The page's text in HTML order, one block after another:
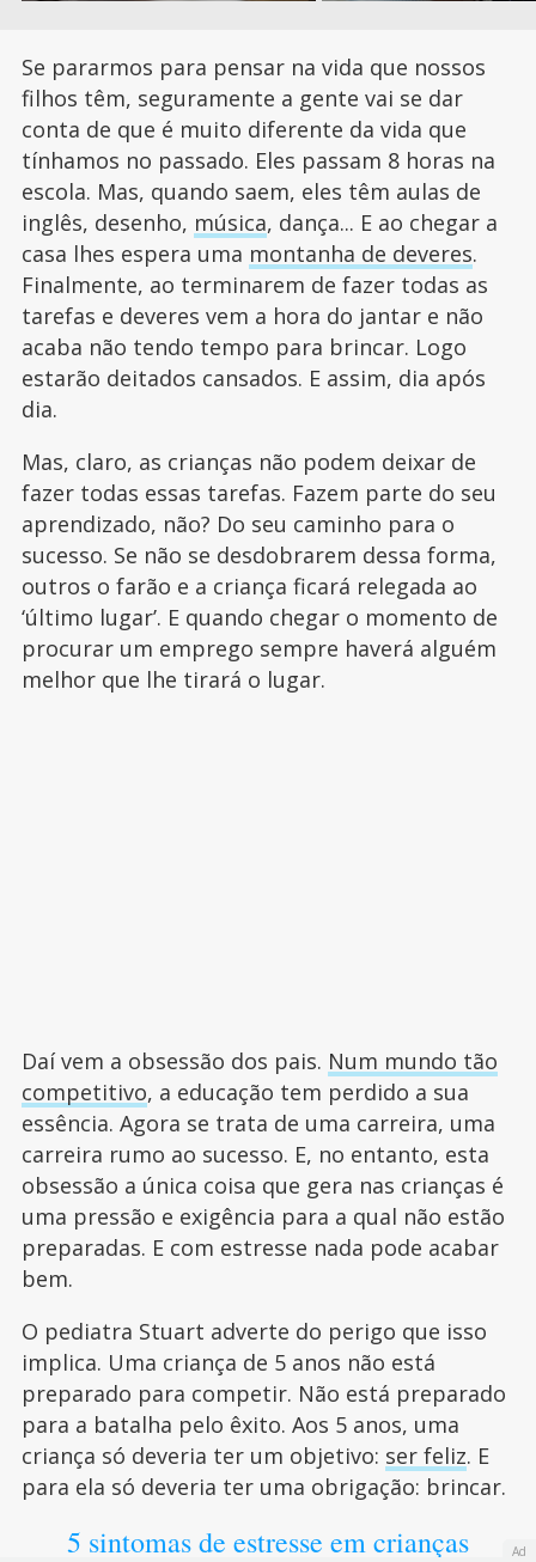
Se pararmos para pensar na vida que nossos
filhos têm, seguramente a gente vai se dar
conta de que é muito diferente da vida que
tínhamos no passado. Eles passam 8 horas na
escola. Mas, quando saem, eles têm aulas de
inglês, desenho, música, dança... E ao chegar a
casa lhes espera uma montanha de deveres.
Finalmente, ao terminarem de fazer todas as
tarefas e deveres vem a hora do jantar e não
acaba não tendo tempo para brincar. Logo
estarão deitados cansados. E assim, dia após
dia.
Mas, claro, as crianças não podem deixar de
fazer todas essas tarefas. Fazem parte do seu
aprendizado, não? Do seu caminho para o
sucesso. Se não se desdobrarem dessa forma,
outros o farão e a criança ficará relegada ao
‘último lugar’. E quando chegar o momento de
procurar um emprego sempre haverá alguém
melhor que lhe tirará o lugar.
Daí vem a obsessão dos pais. Num mundo tão
competitivo, a educação tem perdido a sua
essência. Agora se trata de uma carreira, uma
carreira rumo ao sucesso. E, no entanto, esta
obsessão a única coisa que gera nas crianças é
uma pressão e exigência para a qual não estão
preparadas. E com estresse nada pode acabar
bem.
O pediatra Stuart adverte do perigo que isso
implica. Uma criança de 5 anos não está
preparado para competir. Não está preparado
para a batalha pelo êxito. Aos 5 anos, uma
criança só deveria ter um objetivo: ser feliz. E
para ela só deveria ter uma obrigação: brincar.
5 sintomas de estresse em crianças
Ad